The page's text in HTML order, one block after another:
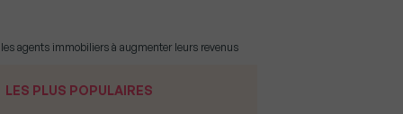
agents immobiliers à augmenter leurs revenus
LES PLUS POPULAIRES